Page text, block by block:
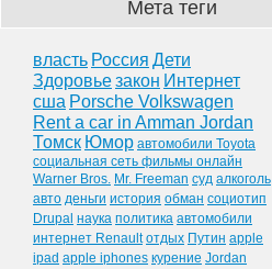
Мета теги
власть Россия Дети
Здоровьезакон Интернет
сша Porsche Volkswagen
Rent a car in Amman Jordan
Томск Юмор автомобили Toyota
социальная сеть фильмы онлайн
Warner Bros. Mr. Freeman суд алкоголь
авто деньги история обман социотип
Drupal наука политика автомобили
интернет Renault отдых Путин apple
ipad apple iphones курение Jordan